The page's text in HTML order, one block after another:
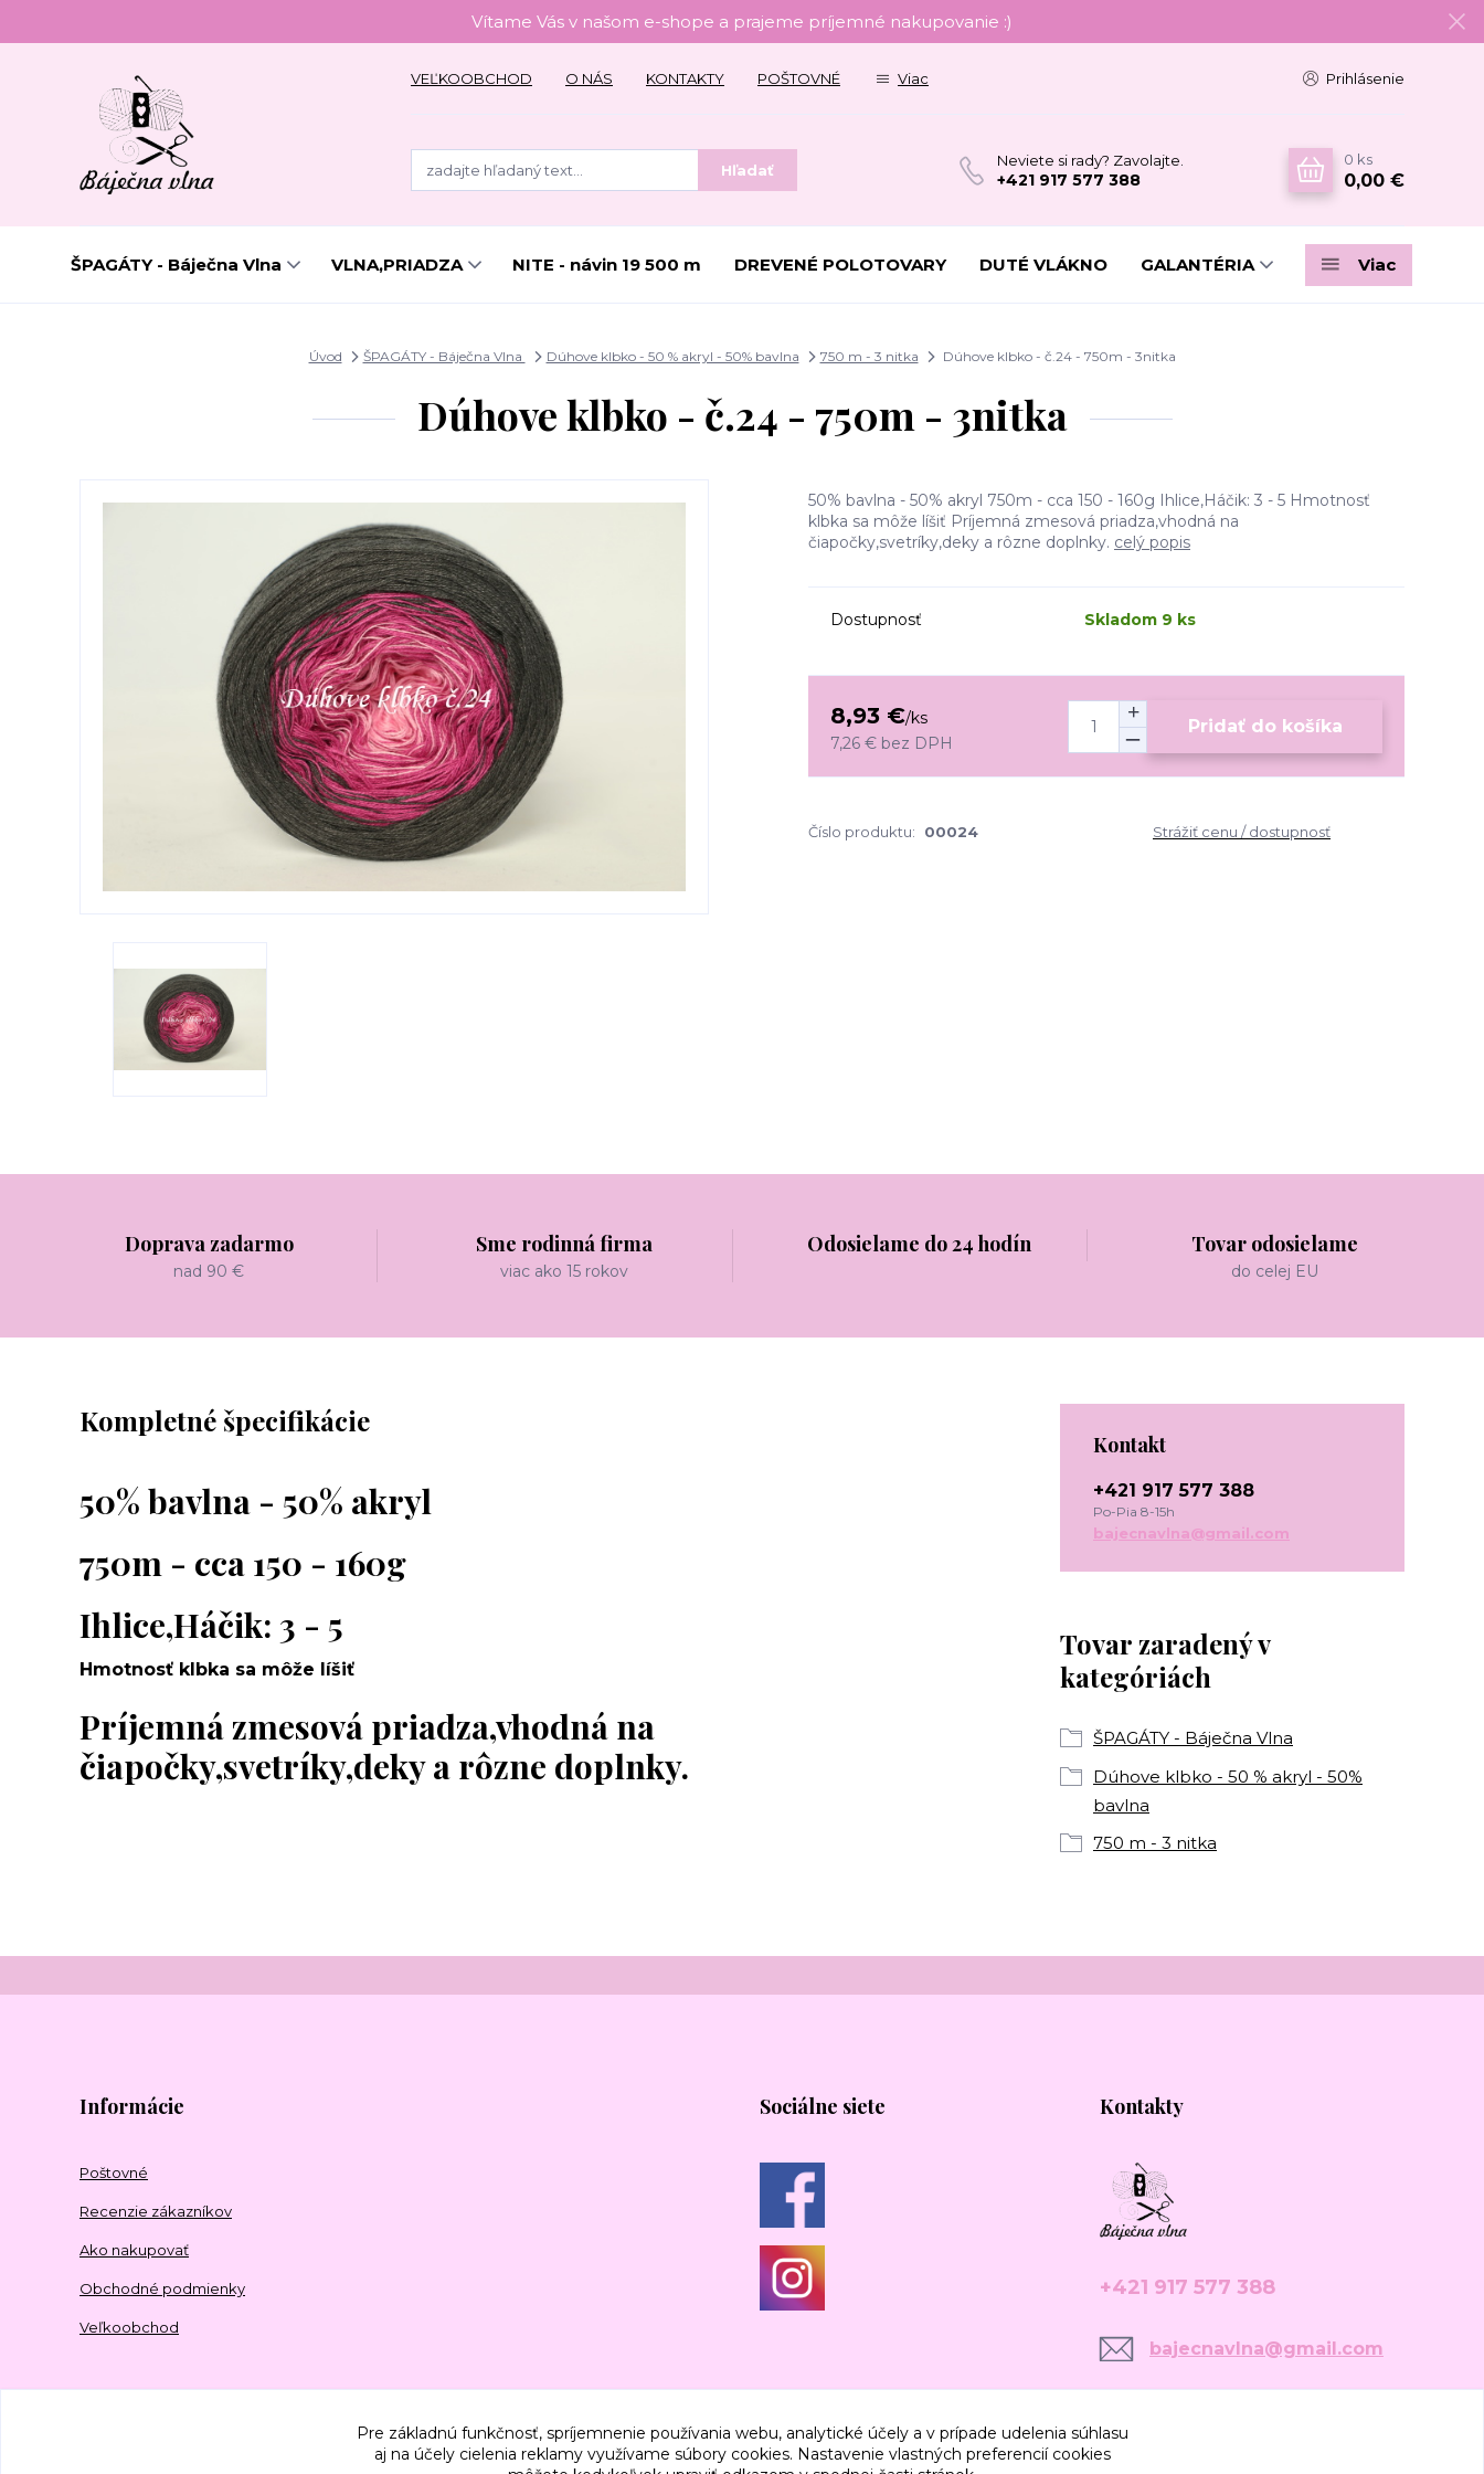
Vítame Vás v našom e-shope a prajeme príjemné nakupovanie :)
VEĽKOOBCHOD O NÁS KONTAKTY POŠTOVNÉ Viac Prihlásenie
Hľadať
Neviete si rady? Zavolajte.
+421 917 577 388
0 ks
0,00 €
ŠPAGÁTY - Báječna Vlna VLNA,PRIADZA NITE - návin 19 500 m DREVENÉ POLOTOVARY DUTÉ VLÁKNO GALANTÉRIA Viac
Úvod ŠPAGÁTY - Báječna Vlna Dúhove klbko - 50 % akryl - 50% bavlna 750 m - 3 nitka Dúhove klbko - č.24 - 750m - 3nitka
Dúhove klbko - č.24 - 750m - 3nitka
50% bavlna - 50% akryl 750m - cca 150 - 160g Ihlice,Háčik: 3 - 5 Hmotnosť
klbka sa môže líšiť Príjemná zmesová priadza,vhodná na
čiapočky,svetríky,deky a rôzne doplnky. celý popis
Dostupnosť Skladom 9 ks
8,93 €/ks
7,26 € bez DPH
Pridať do košíka
Číslo produktu: 00024 Strážiť cenu / dostupnosť
Doprava zadarmo
nad 90 €
Sme rodinná firma
viac ako 15 rokov
Odosielame do 24 hodín Tovar odosielame
do celej EU
Kompletné špecifikácie
50% bavlna - 50% akryl
750m - cca 150 - 160g
Ihlice,Háčik: 3 - 5
Hmotnosť klbka sa môže líšiť
Príjemná zmesová priadza,vhodná na
čiapočky,svetríky,deky a rôzne doplnky.
Tovar zaradený v
kategóriách
ŠPAGÁTY - Báječna Vlna
Dúhove klbko - 50 % akryl - 50%
bavlna
750 m - 3 nitka
Kontakt
+421 917 577 388
Po-Pia 8-15h
bajecnavlna@gmail.com
Informácie
Poštovné
Recenzie zákazníkov
Ako nakupovať
Obchodné podmienky
Veľkoobchod
Sociálne siete Kontakty
+421 917 577 388
bajecnavlna@gmail.com
Pre základnú funkčnosť, spríjemnenie používania webu, analytické účely a v prípade udelenia súhlasu
aj na účely cielenia reklamy využívame súbory cookies. Nastavenie vlastných preferencií cookies